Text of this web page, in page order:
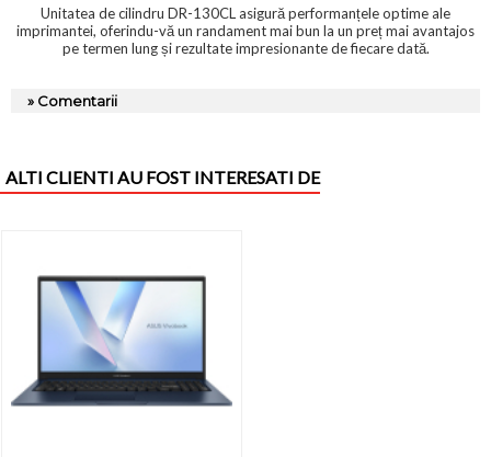
Unitatea de cilindru DR-130CL asigură performanțele optime ale
imprimantei, oferindu-vă un randament mai bun la un preț mai avantajos
pe termen lung și rezultate impresionante de fiecare dată.
» Comentarii
ALTI CLIENTI AU FOST INTERESATI DE